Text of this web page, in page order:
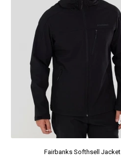
Fairbanks Softhsell Jacket